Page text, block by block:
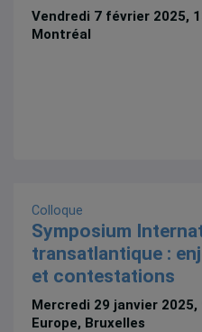
Vendredi 7 février 2025,
Montréal
Colloque
Symposium
transatlantique :
et contestations
Mercredi 29 janvier 2025,
Europe, Bruxelles